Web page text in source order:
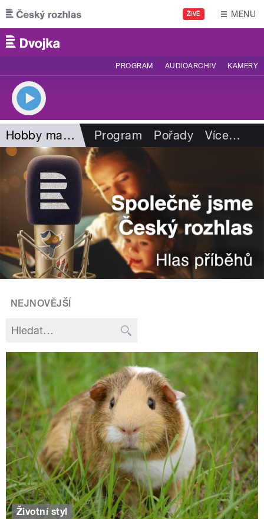
Přejít k hlavnímu obsahu
ŽIVĚ MENU
PROGRAM AUDIOARCHIV KAMERY
Hobby magazín Program Pořady Více…
NEJNOVĚJŠÍ
Životní styl